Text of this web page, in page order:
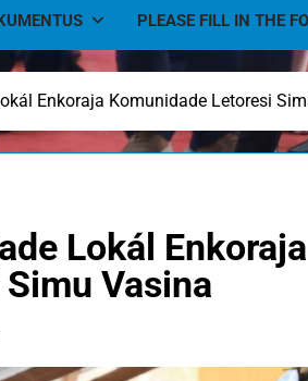
PLEASE FILL IN THE
Enkoraja Komunidade Letoresi
Lokál Enkoraja
Vasina